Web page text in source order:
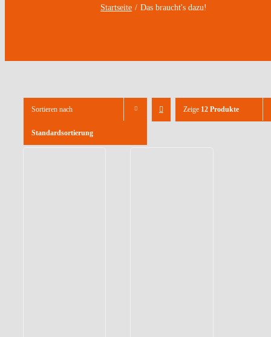
Startseite Das braucht's dazu!
Sortieren nach
Standardsortierung
Zeige 12 Produkte